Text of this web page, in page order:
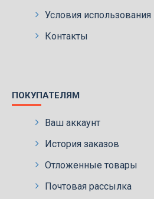
Условия использования
Контакты
ПОКУПАТЕЛЯМ
Ваш аккаунт
История заказов
Отложенные товары
Почтовая рассылка